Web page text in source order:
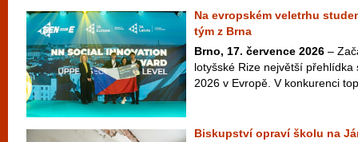
Na evropském veletrhu
tým z Brna
Brno, 17. července 2026 –
lotyšské Rize největší
2026 v Evropě. V konkurenci
Biskupství opraví školu na